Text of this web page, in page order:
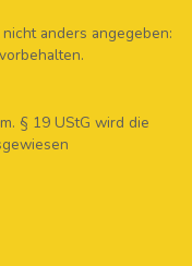
anders angegeben:
§ 19 UStG wird die